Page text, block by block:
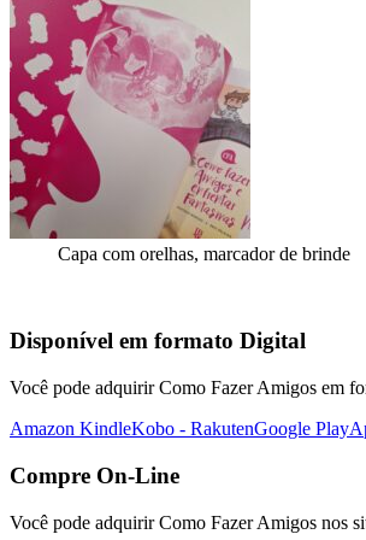
Capa com orelhas, marcador de brinde
Disponível em formato Digital
Você pode adquirir Como Fazer Amigos em
Amazon KindleKobo - RakutenGoogle Play
Compre On-Line
Você pode adquirir Como Fazer Amigos nos